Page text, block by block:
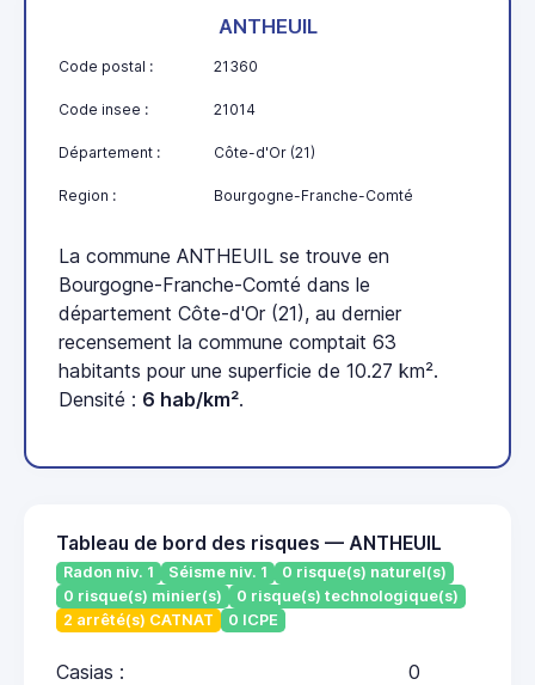
ANTHEUIL
Code postal : 21360
Code insee : 21014
Département : Côte-d'Or (21)
Region : Bourgogne-Franche-Comté
La commune ANTHEUIL se trouve en
Bourgogne-Franche-Comté dans le
département Côte-d'Or (21), au dernier
recensement la commune comptait 63
habitants pour une superficie de 10.27 km².
Densité : 6 hab/km².
Tableau de bord des risques — ANTHEUIL
Radon niv. 1 Séisme niv. 1
0 risque(s) naturel(s)
0 risque(s) minier(s)
0 risque(s) technologique(s)
2 arrêté(s) CATNAT
0 ICPE
Casias : 0